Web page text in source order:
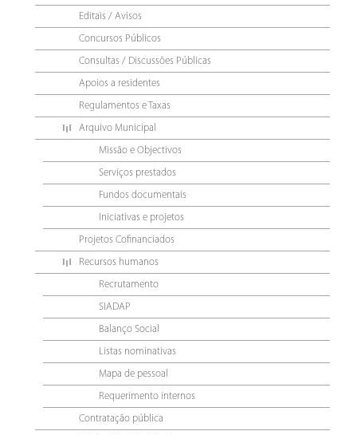
Editais / Avisos
Concursos Públicos
Consultas / Discussões Públicas
Apoios a residentes
Regulamentos e Taxas
Arquivo Municipal
Missão e Objectivos
Serviços prestados
Fundos documentais
Iniciativas e projetos
Projetos Cofinanciados
Recursos humanos
Recrutamento
SIADAP
Balanço Social
Listas nominativas
Mapa de pessoal
Requerimento internos
Contratação pública